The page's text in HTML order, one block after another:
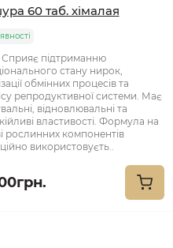
60 таб. хімалая
підтриманню
стану нирок,
обмінних процесів та
репродуктивної системи. Має
відновлювальні та
властивості. Формула на
рослинних компонентів
використовуєть..